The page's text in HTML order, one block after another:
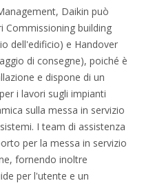
Daikin può
Commissioning building
dell'edificio) e Handover
di consegne), poiché è
e dispone di un
i lavori sugli impianti
sulla messa in servizio
I team di assistenza
per la messa in servizio
fornendo inoltre
per l'utente e un